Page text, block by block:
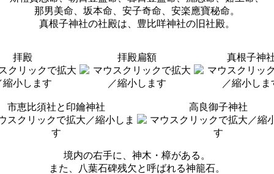
那男美命、坂本命、安子奇命、安楽應寶秘命。
真根子神社の社殿は、豊比咩神社の旧社殿。
拝殿 拝殿扁額 真根子神
市恵比須社と印鑰神社 高良御子神社
境内の右手に、神木・樟がある。
また、八葉石碑残欠と呼ばれる神籠石。